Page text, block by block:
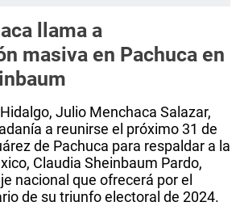
llama a
masiva en Pachuca en
Julio Menchaca Salazar,
a reunirse el próximo 31 de
de Pachuca para respaldar a la
Claudia Sheinbaum Pardo,
nacional que ofrecerá por el
de su triunfo electoral de 2024.